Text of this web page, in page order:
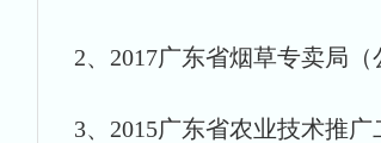
2、2017广东省烟草专卖局
3、2015广东省农业技术推